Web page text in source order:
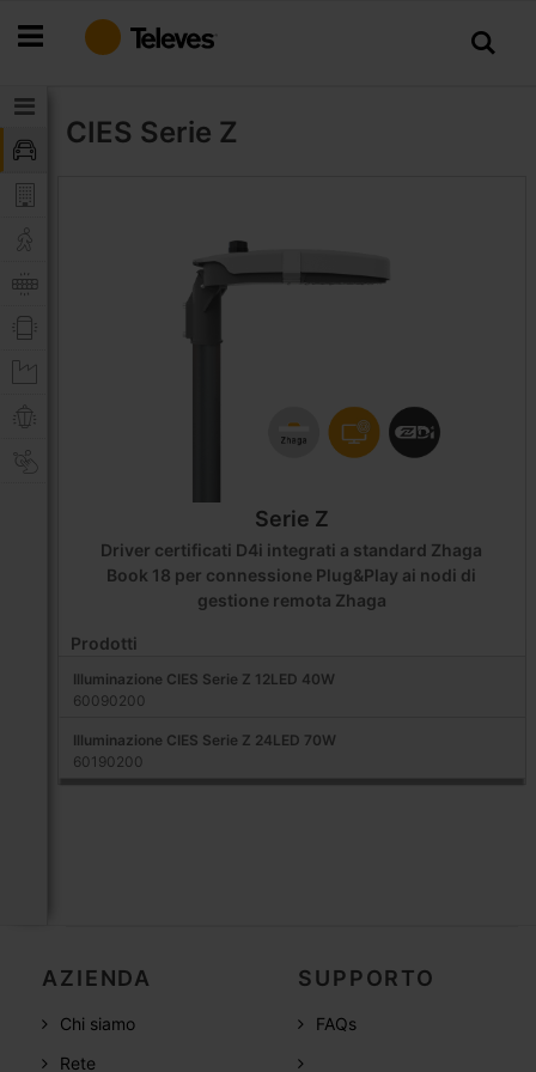
al
CIES Serie Z
Serie Z
Driver certificati D4i integrati a standard Zhaga
Book 18 per connessione Plug&Play ai nodi di
gestione remota Zhaga
Prodotti
Illuminazione CIES Serie Z 12LED 40W
60090200
Illuminazione CIES Serie Z 24LED 70W
60190200
AZIENDA
Chi siamo
Rete
SUPPORTO
FAQs